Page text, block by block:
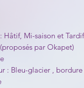
Hâtif, Mi-saison et Tardif
par Okapet)
: Bleu-glacier ,